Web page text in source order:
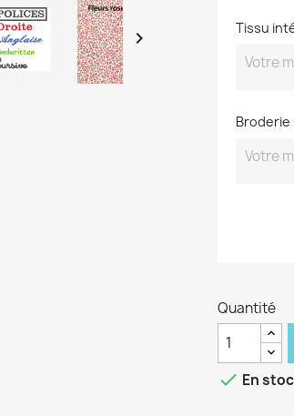
 Tissu
Broderie
Quantité
 En